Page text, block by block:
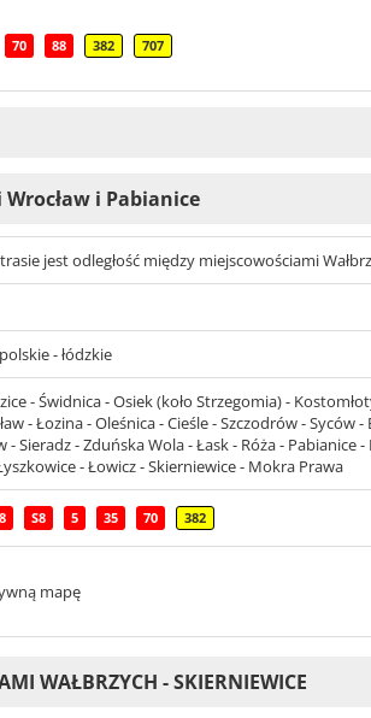
70 88 382 707
i Pabianice
jest odległość między miejscowościami
- łódzkie
- Świdnica - Osiek (koło Strzegomia) -
- Łozina - Oleśnica - Cieśle - Szczodrów - Syców
- Sieradz - Zduńska Wola - Łask - Róża - Pabianice
- Łowicz - Skierniewice - Mokra Prawa
S8 5 35 70 382
mapę
WAŁBRZYCH - SKIERNIEWICE